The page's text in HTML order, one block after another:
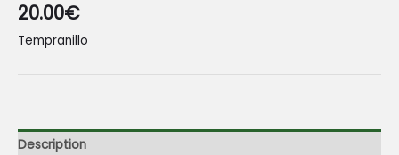
20.00€
Tempranillo
Description